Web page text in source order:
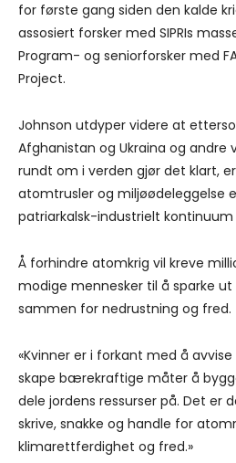
for første gang siden den kalde
assosiert forsker med SIPRIs
Program- og seniorforsker med
Project.
Johnson utdyper videre at
Afghanistan og Ukraina og
rundt om i verden gjør det klart,
atomtrusler og miljøødeleggelse
patriarkalsk-industrielt kontinuum
Å forhindre atomkrig vil kreve
modige mennesker til å sparke
sammen for nedrustning og fred.
«Kvinner er i forkant med å
skape bærekraftige måter å
dele jordens ressurser på. Det er
skrive, snakke og handle for
klimarettferdighet og fred.»